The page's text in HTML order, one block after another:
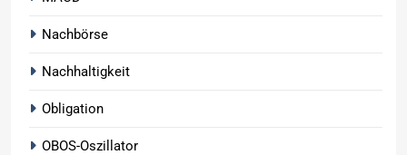
Nachbörse
Nachhaltigkeit
Obligation
OBOS-Oszillator